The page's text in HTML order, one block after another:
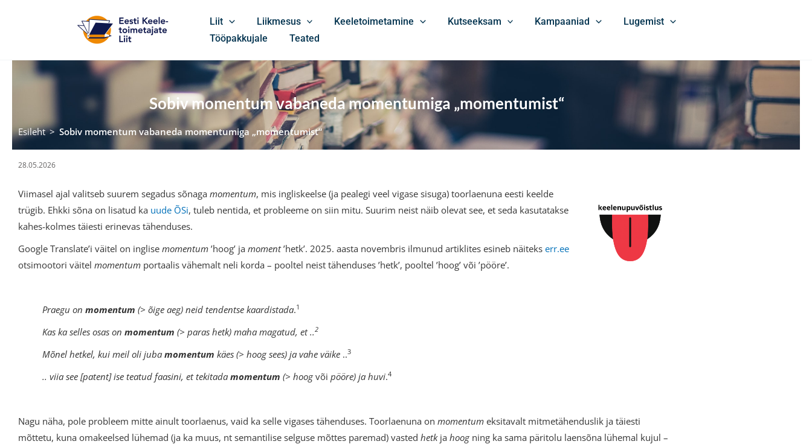
Liit Liikmesus Keeletoimetamine Kutseeksam Kampaaniad
Lugemist
Tööpakkujale
Teated
Sobiv momentum vabaneda momentumiga „momentumist“
Esileht>Sobiv momentum vabaneda momentumiga „momentumist“
28.05.2026
Viimasel ajal valitseb suurem segadus sõnaga momentum, mis ingliskeelse (ja pealegi veel vigase sisuga) toorlaenuna eesti keelde
trügib. Ehkki sõna on lisatud ka uude ÕSi, tuleb nentida, et probleeme on siin mitu. Suurim neist näib olevat see, et seda kasutatakse
kahes-kolmes täiesti erinevas tähenduses.
Google Translate’i väitel on inglise momentum ’hoog’ ja moment’hetk’. 2025. aasta novembris ilmunud artiklites esineb näiteks err.ee
otsimootori väitel momentum portaalis vähemalt neli korda – pooltel neist tähenduses ’hetk’, pooltel ’hoog’ või ’pööre’.
Praegu on momentum (> õige aeg) neid tendentse kaardistada.1
Kas ka selles osas on momentum (> paras hetk) maha magatud, et ..2
Mõnel hetkel, kui meil oli juba momentum käes (> hoog sees) ja vahe väike ..3
.. viia see [patent] ise teatud faasini, et tekitada momentum (> hoogvõi pööre) ja huvi.4
Nagu näha, pole probleem mitte ainult toorlaenus, vaid ka selle vigases tähenduses. Toorlaenuna on momentum eksitavalt mitmetähenduslik ja täiesti
mõttetu, kuna omakeelsed lühemad (ja ka muus, nt semantilise selguse mõttes paremad) vasted hetkja hoogning ka sama päritolu laensõna lühemal kujul –